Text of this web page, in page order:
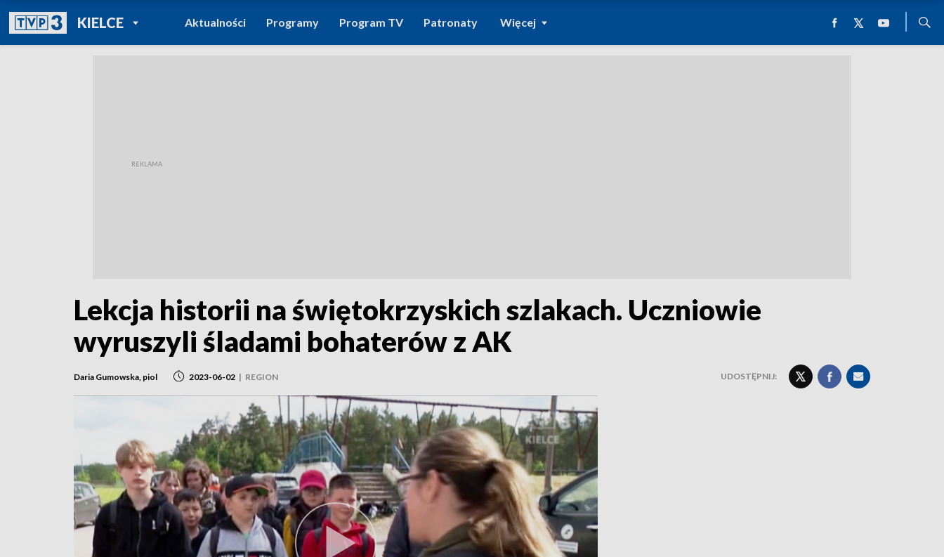
KIELCEPOWRÓT DO
TVP REGIONY
Aktualności Programy Program TV Patronaty Więcej
Lekcja historii na świętokrzyskich szlakach. Uczniowie
wyruszyli śladami bohaterów z AK
Daria Gumowska, piol 2023-06-02 | REGION UDOSTĘPNIJ: